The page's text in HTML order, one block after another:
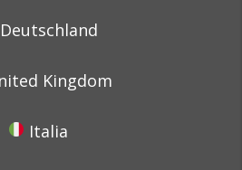
Deutschland
Kingdom
Italia